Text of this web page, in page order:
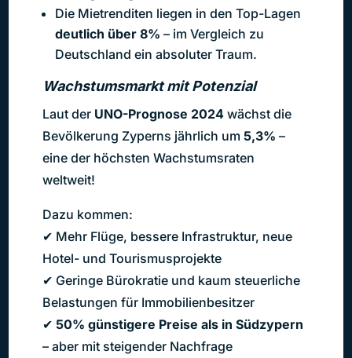
Die Mietrenditen liegen in den Top-Lagen
deutlich über 8% – im Vergleich zu
Deutschland ein absoluter Traum.
Wachstumsmarkt mit Potenzial
Laut der UNO-Prognose 2024wächst die
Bevölkerung Zyperns jährlich um 5,3% –
eine der höchsten Wachstumsraten
weltweit!
Dazu kommen:
✔ Mehr Flüge, bessere Infrastruktur, neue
Hotel- und Tourismusprojekte
✔ Geringe Bürokratie und kaum steuerliche
Belastungen für Immobilienbesitzer
✔ 50% günstigere Preise als in Südzypern
– aber mit steigender Nachfrage